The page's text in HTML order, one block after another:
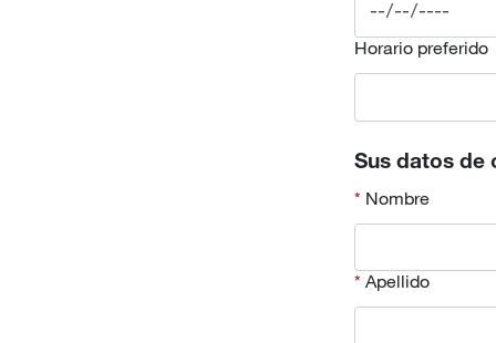
Horario preferido
Sus datos de
Nombre
Apellido